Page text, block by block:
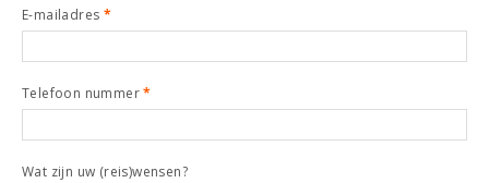
E-mailadres *
Telefoon nummer*
Wat zijn uw (reis)wensen?